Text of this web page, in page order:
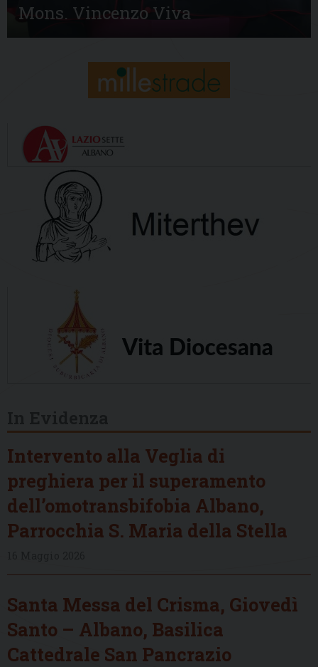
Mons. Vincenzo Viva
Intervento alla Veglia di
preghiera per il superamento
dell’omotransbifobia Albano,
Parrocchia S. Maria della Stella
Santa Messa del Crisma, Giovedì
Santo – Albano, Basilica
Cattedrale San Pancrazio